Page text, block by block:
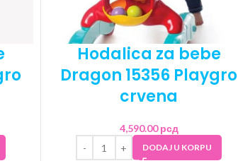
Hodalica za bebe
Dragon 15356 Playgro
crvena
4,590.00рсд
DODAJ U KORPU